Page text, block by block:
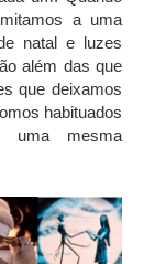
a uma
natal e luzes
além das que
que deixamos
habituados
uma mesma